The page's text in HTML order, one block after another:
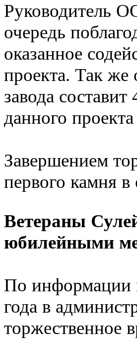
Руководитель
очередь
оказанное
проекта. Так же
завода
данного
Завершением
первого камня
Ветераны
юбилейными
По информации
года в
торжественное